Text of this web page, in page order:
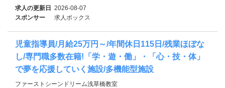
求人の更新日 2026-08-07
スポンサー
求人ボックス
児童指導員/月給25万円～/年間休日115日/残業ほぼな
し/専門職多数在籍!「学・遊・働」・「心・技・体」
で夢を応援していく施設/多機能型施設
ファーストシーンドリーム浅草橋教室